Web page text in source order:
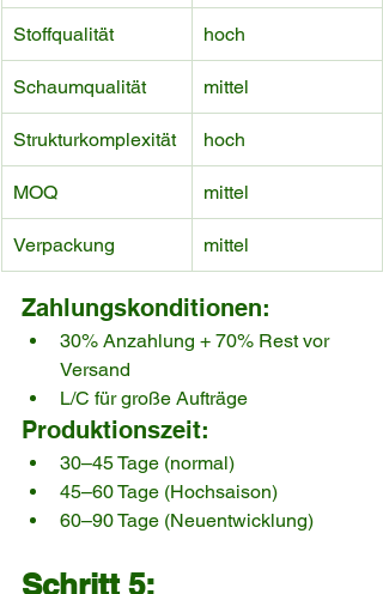
Stoffqualität hoch
Schaumqualität mittel
Strukturkomplexität hoch
MOQ mittel
Verpackung mittel
Zahlungskonditionen:
30% Anzahlung + 70% Rest vor
Versand
L/C für große Aufträge
Produktionszeit:
30–45 Tage (normal)
45–60 Tage (Hochsaison)
60–90 Tage (Neuentwicklung)
Schritt 5: